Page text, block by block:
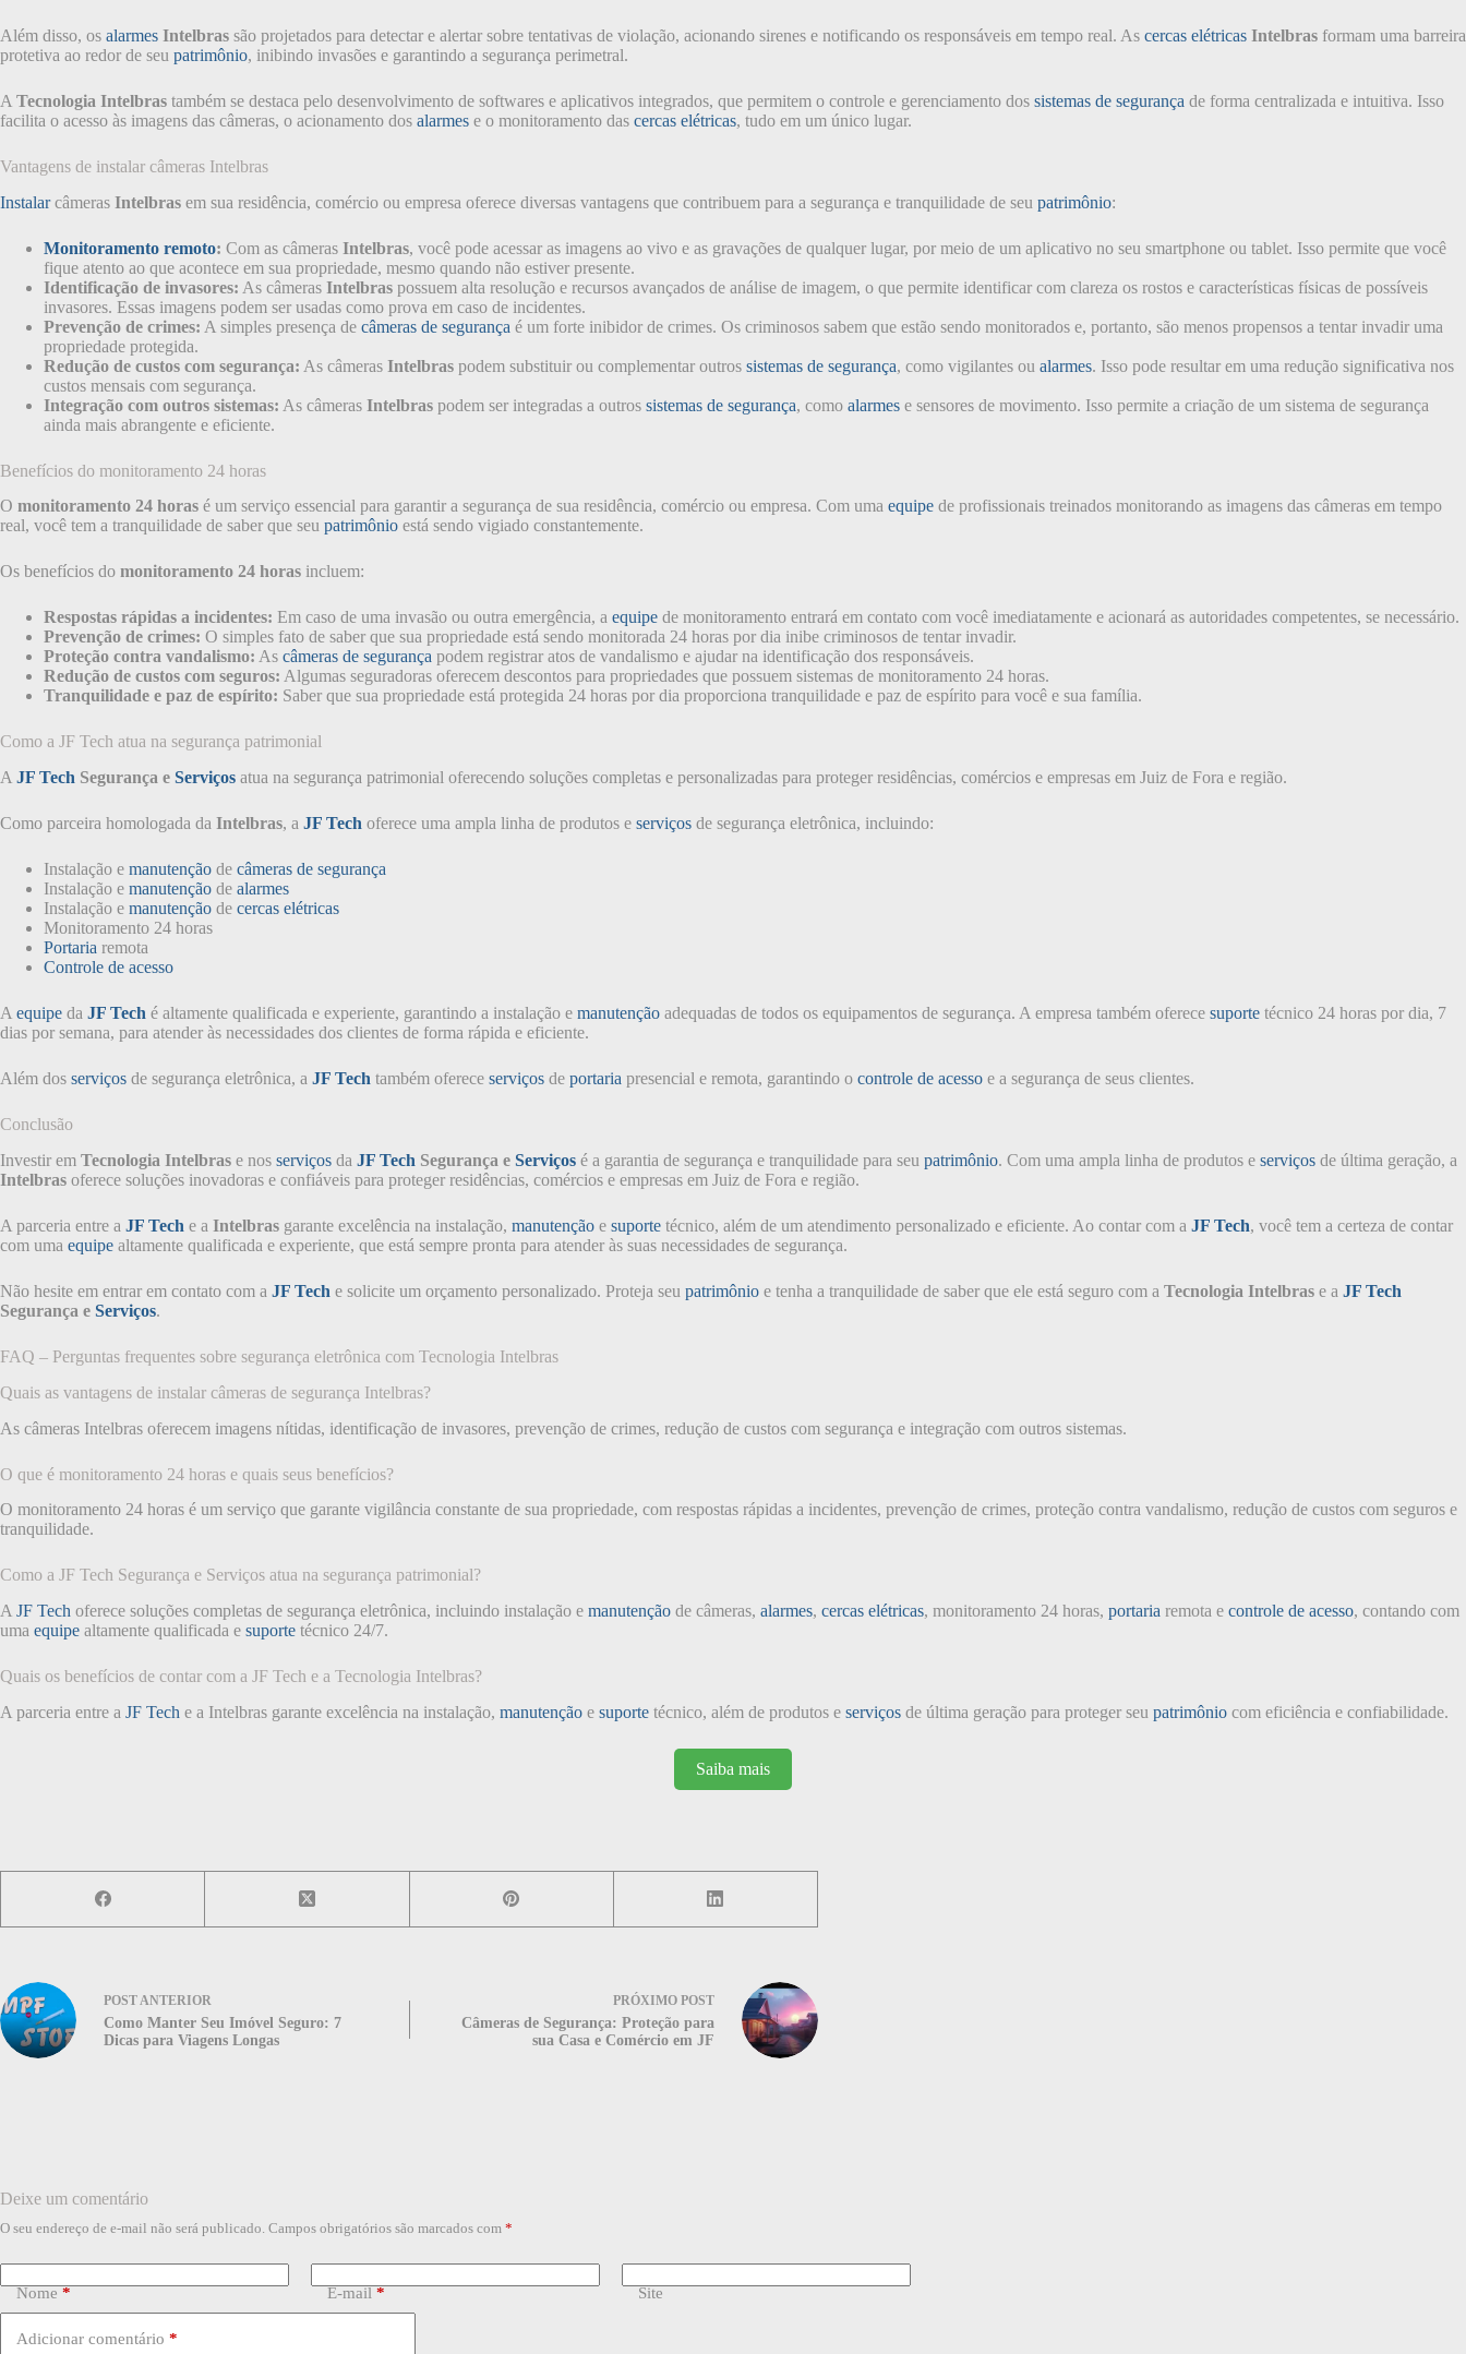
Além disso, os alarmes Intelbras são projetados para detectar e alertar sobre tentativas de violação, acionando sirenes e notificando os responsáveis em tempo real. As cercas elétricas Intelbras formam uma barreira
protetiva ao redor de seu patrimônio, inibindo invasões e garantindo a segurança perimetral.
A Tecnologia Intelbras também se destaca pelo desenvolvimento de softwares e aplicativos integrados, que permitem o controle e gerenciamento dos sistemas de segurança de forma centralizada e intuitiva. Isso
facilita o acesso às imagens das câmeras, o acionamento dos alarmes e o monitoramento das cercas elétricas, tudo em um único lugar.
Vantagens de instalar câmeras Intelbras
Instalarcâmeras Intelbras em sua residência, comércio ou empresa oferece diversas vantagens que contribuem para a segurança e tranquilidade de seu patrimônio:
Monitoramento remoto: Com as câmeras Intelbras, você pode acessar as imagens ao vivo e as gravações de qualquer lugar, por meio de um aplicativo no seu smartphone ou tablet. Isso permite que você
fique atento ao que acontece em sua propriedade, mesmo quando não estiver presente.
Identificação de invasores: As câmeras Intelbras possuem alta resolução e recursos avançados de análise de imagem, o que permite identificar com clareza os rostos e características físicas de possíveis
invasores. Essas imagens podem ser usadas como prova em caso de incidentes.
Prevenção de crimes: A simples presença de câmeras de segurança é um forte inibidor de crimes. Os criminosos sabem que estão sendo monitorados e, portanto, são menos propensos a tentar invadir uma
propriedade protegida.
Redução de custos com segurança: As câmeras Intelbras podem substituir ou complementar outros sistemas de segurança, como vigilantes ou alarmes. Isso pode resultar em uma redução significativa nos
custos mensais com segurança.
Integração com outros sistemas: As câmeras Intelbras podem ser integradas a outros sistemas de segurança, como alarmes e sensores de movimento. Isso permite a criação de um sistema de segurança
ainda mais abrangente e eficiente.
Benefícios do monitoramento 24 horas
O monitoramento 24 horas é um serviço essencial para garantir a segurança de sua residência, comércio ou empresa. Com uma equipe de profissionais treinados monitorando as imagens das câmeras em tempo
real, você tem a tranquilidade de saber que seu patrimônio está sendo vigiado constantemente.
Os benefícios do monitoramento 24 horas incluem:
Respostas rápidas a incidentes: Em caso de uma invasão ou outra emergência, a equipe de monitoramento entrará em contato com você imediatamente e acionará as autoridades competentes, se necessário.
Prevenção de crimes: O simples fato de saber que sua propriedade está sendo monitorada 24 horas por dia inibe criminosos de tentar invadir.
Proteção contra vandalismo: As câmeras de segurança podem registrar atos de vandalismo e ajudar na identificação dos responsáveis.
Redução de custos com seguros: Algumas seguradoras oferecem descontos para propriedades que possuem sistemas de monitoramento 24 horas.
Tranquilidade e paz de espírito: Saber que sua propriedade está protegida 24 horas por dia proporciona tranquilidade e paz de espírito para você e sua família.
Como a JF Tech atua na segurança patrimonial
A JF Tech Segurança e Serviços atua na segurança patrimonial oferecendo soluções completas e personalizadas para proteger residências, comércios e empresas em Juiz de Fora e região.
Como parceira homologada da Intelbras, a JF Tech oferece uma ampla linha de produtos e serviços de segurança eletrônica, incluindo:
Instalação e manutenção de câmeras de segurança
Instalação e manutenção de alarmes
Instalação e manutenção de cercas elétricas
Monitoramento 24 horas
Portaria remota
Controle de acesso
A equipe da JF Tech é altamente qualificada e experiente, garantindo a instalação e manutenção adequadas de todos os equipamentos de segurança. A empresa também oferece suporte técnico 24 horas por dia, 7
dias por semana, para atender às necessidades dos clientes de forma rápida e eficiente.
Além dos serviços de segurança eletrônica, a JF Tech também oferece serviços de portaria presencial e remota, garantindo o controle de acesso e a segurança de seus clientes.
Conclusão
Investir em Tecnologia Intelbras e nos serviços da JF Tech Segurança e Serviços é a garantia de segurança e tranquilidade para seu patrimônio. Com uma ampla linha de produtos e serviços de última geração, a
Intelbras oferece soluções inovadoras e confiáveis para proteger residências, comércios e empresas em Juiz de Fora e região.
A parceria entre a JF Tech e a Intelbras garante excelência na instalação, manutenção e suporte técnico, além de um atendimento personalizado e eficiente. Ao contar com a JF Tech, você tem a certeza de contar
com uma equipe altamente qualificada e experiente, que está sempre pronta para atender às suas necessidades de segurança.
Não hesite em entrar em contato com a JF Tech e solicite um orçamento personalizado. Proteja seu patrimônio e tenha a tranquilidade de saber que ele está seguro com a Tecnologia Intelbras e a JF Tech
Segurança e Serviços.
FAQ – Perguntas frequentes sobre segurança eletrônica com Tecnologia Intelbras
Quais as vantagens de instalar câmeras de segurança Intelbras?
As câmeras Intelbras oferecem imagens nítidas, identificação de invasores, prevenção de crimes, redução de custos com segurança e integração com outros sistemas.
O que é monitoramento 24 horas e quais seus benefícios?
O monitoramento 24 horas é um serviço que garante vigilância constante de sua propriedade, com respostas rápidas a incidentes, prevenção de crimes, proteção contra vandalismo, redução de custos com seguros e
tranquilidade.
Como a JF Tech Segurança e Serviços atua na segurança patrimonial?
A JF Tech oferece soluções completas de segurança eletrônica, incluindo instalação e manutenção de câmeras, alarmes, cercas elétricas, monitoramento 24 horas, portaria remota e controle de acesso, contando com
uma equipe altamente qualificada e suporte técnico 24/7.
Quais os benefícios de contar com a JF Tech e a Tecnologia Intelbras?
A parceria entre a JF Tech e a Intelbras garante excelência na instalação, manutenção e suporte técnico, além de produtos e serviços de última geração para proteger seu patrimônio com eficiência e confiabilidade.
Saiba mais
POSTANTERIOR
Como Manter Seu Imóvel Seguro: 7
Dicas para Viagens Longas
PRÓXIMO POST
Câmeras de Segurança: Proteção para
sua Casa e Comércio em JF
Deixe um comentário
O seu endereço de e-mail não será publicado. Campos obrigatórios são marcados com *
Nome * E-mail * Site
Adicionar comentário *